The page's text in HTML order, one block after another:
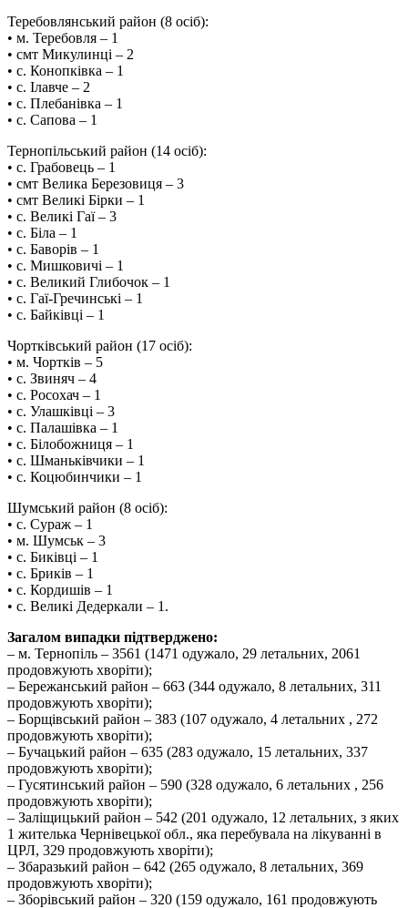
Теребовлянський район (8 осіб):
• м. Теребовля – 1
• смт Микулинці – 2
• с. Конопківка – 1
• с. Ілавче – 2
• с. Плебанівка – 1
• с. Сапова – 1
Тернопільський район (14 осіб):
• с. Грабовець – 1
• смт Велика Березовиця – 3
• смт Великі Бірки – 1
• с. Великі Гаї – 3
• с. Біла – 1
• с. Баворів – 1
• с. Мишковичі – 1
• с. Великий Глибочок – 1
• с. Гаї-Гречинські – 1
• с. Байківці – 1
️Чортківський район (17 осіб):
• м. Чортків – 5
• с. Звиняч – 4
• с. Росохач – 1
• с. Улашківці – 3
• с. Палашівка – 1
• с. Білобожниця – 1
• с. Шманьківчики – 1
• с. Коцюбинчики – 1
Шумський район (8 осіб):
• с. Сураж – 1
• м. Шумськ – 3
• с. Биківці – 1
• с. Бриків – 1
• с. Кордишів – 1
• с. Великі Дедеркали – 1.
Загалом випадки підтверджено:
– м. Тернопіль – 3561 (1471 одужало, 29 летальних, 2061
продовжують хворіти);
– Бережанський район – 663 (344 одужало, 8 летальних, 311
продовжують хворіти);
– Борщівський район – 383 (107 одужало, 4 летальних , 272
продовжують хворіти);
– Бучацький район – 635 (283 одужало, 15 летальних, 337
продовжують хворіти);
– Гусятинський район – 590 (328 одужало, 6 летальних , 256
продовжують хворіти);
– Заліщицький район – 542 (201 одужало, 12 летальних, з яких
1 жителька Чернівецької обл., яка перебувала на лікуванні в
ЦРЛ, 329 продовжують хворіти);
– Збаразький район – 642 (265 одужало, 8 летальних, 369
продовжують хворіти);
– Зборівський район – 320 (159 одужало, 161 продовжують